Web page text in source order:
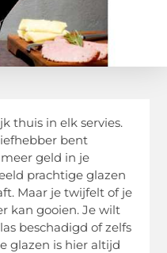
thuis in elk servies.
bent
geld in je
prachtige glazen
Maar je twijfelt of je
kan gooien. Je wilt
beschadigd of zelfs
glazen is hier altijd